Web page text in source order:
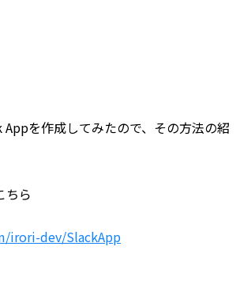
を作成してみたので、その方法の紹
ちら
irori-dev/SlackApp